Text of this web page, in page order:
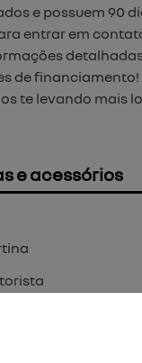
e possuem 90
entrar em
de financiamento!
te levando mais
e acessórios